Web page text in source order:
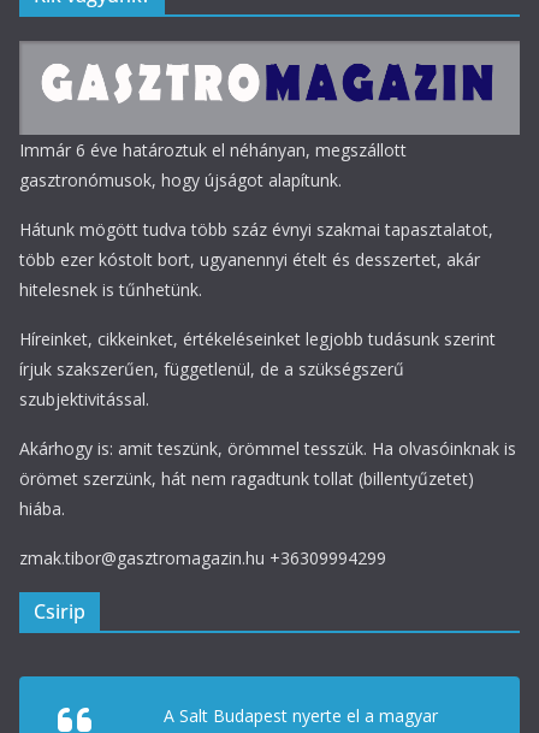
Immár 6 éve határoztuk el néhányan, megszállott
gasztronómusok, hogy újságot alapítunk.
Hátunk mögött tudva több száz évnyi szakmai tapasztalatot,
több ezer kóstolt bort, ugyanennyi ételt és desszertet, akár
hitelesnek is tűnhetünk.
Híreinket, cikkeinket, értékeléseinket legjobb tudásunk szerint
írjuk szakszerűen, függetlenül, de a szükségszerű
szubjektivitással.
Akárhogy is: amit teszünk, örömmel tesszük. Ha olvasóinknak is
örömet szerzünk, hát nem ragadtunk tollat (billentyűzetet)
hiába.
zmak.tibor@gasztromagazin.hu +36309994299
Csirip
A Salt Budapest nyerte el a magyar